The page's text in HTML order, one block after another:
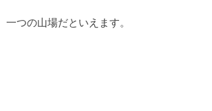
一つの山場だといえます。